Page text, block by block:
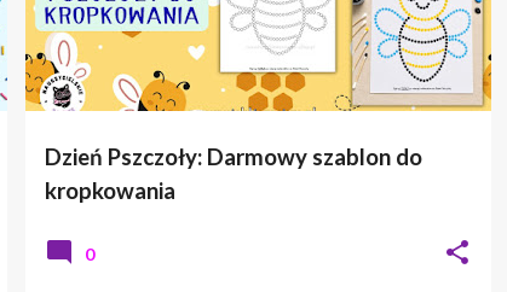
Dzień Pszczoły: Darmowy szablon do
kropkowania
0